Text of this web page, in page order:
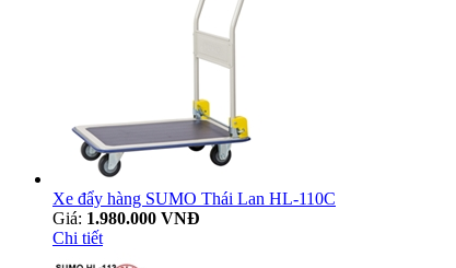
Xe đẩy hàng SUMO Thái Lan HL-110C
Giá: 1.980.000 VNĐ
Chi tiết